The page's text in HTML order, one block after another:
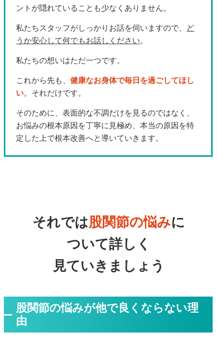
ントが隠れていることも少なくありません。
私たちスタッフがしっかりお話を伺いますので、 ど
うか安心して何でもお話しください。
私たちの想いはただ一つです。
これから先も、健康なお身体で毎日を過ごしてほし
い。それだけです。
そのために、表面的な不調だけを見るのではなく、
お悩みの根本原因を丁寧に見極め、本当の原因を特
定した上で根本改善へと導いていきます。
それでは股関節の悩みに
ついて詳しく
見ていきましょう
股関節の悩みが他で良くならない理
由